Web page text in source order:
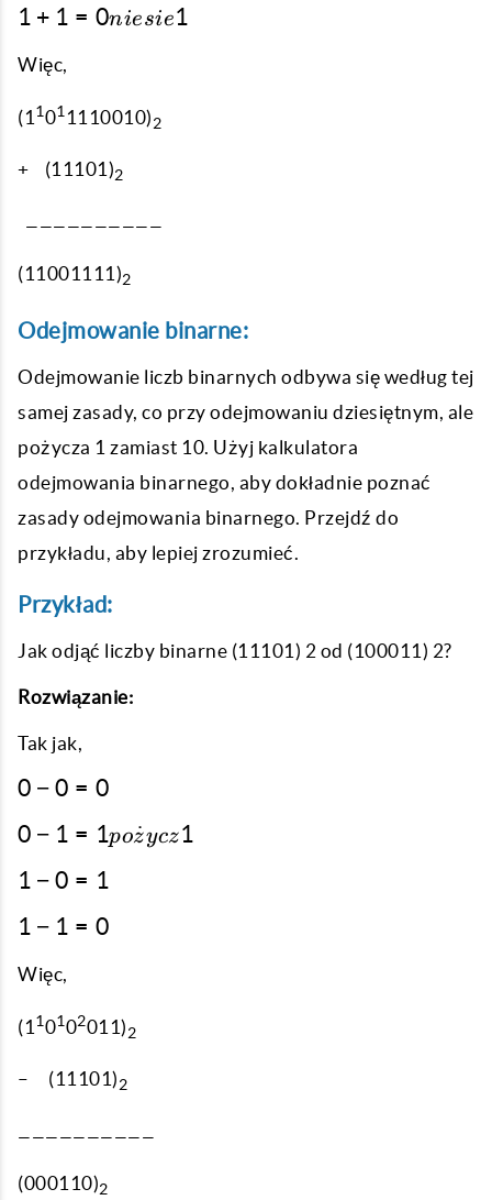
1
0
1
1 + 1
niesie
1 + 1 = 0niesie1
Więc,
(1 101 1110010)2
+ (11101)2
——————————
(11001111)2
Odejmowanie binarne:
Odejmowanie liczb binarnych odbywa się według tej
samej zasady, co przy odejmowaniu dziesiętnym, ale
pożycza 1 zamiast 10. Użyj kalkulatora
odejmowania binarnego, aby dokładnie poznać
zasady odejmowania binarnego. Przejdź do
przykładu, aby lepiej zrozumieć.
Przykład:
Jak odjąć liczby binarne (11101) 2 od (100011) 2?
Rozwiązanie:
Tak jak,
0
0
0
0 − 0 = 0
0 - 1 =
pożycz
0 − 1 = 1poz
˙ycz1
1
0
1
1 − 0 = 1
1
1
0
1 − 1 = 0
Więc,
(1 10102011)2
– (11101)2
——————————
(000110)2